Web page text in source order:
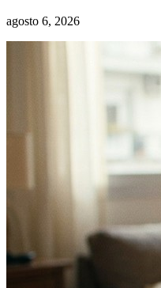
agosto 6, 2026